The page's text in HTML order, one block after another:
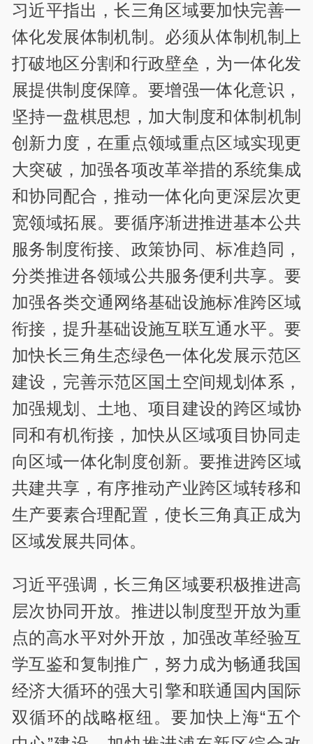
习近平指出，长三角区域要加快完善一
体化发展体制机制。必须从体制机制上
打破地区分割和行政壁垒，为一体化发
展提供制度保障。要增强一体化意识，
坚持一盘棋思想，加大制度和体制机制
创新力度，在重点领域重点区域实现更
大突破，加强各项改革举措的系统集成
和协同配合，推动一体化向更深层次更
宽领域拓展。要循序渐进推进基本公共
服务制度衔接、政策协同、标准趋同，
分类推进各领域公共服务便利共享。要
加强各类交通网络基础设施标准跨区域
衔接，提升基础设施互联互通水平。要
加快长三角生态绿色一体化发展示范区
建设，完善示范区国土空间规划体系，
加强规划、土地、项目建设的跨区域协
同和有机衔接，加快从区域项目协同走
向区域一体化制度创新。要推进跨区域
共建共享，有序推动产业跨区域转移和
生产要素合理配置，使长三角真正成为
区域发展共同体。
习近平强调，长三角区域要积极推进高
层次协同开放。推进以制度型开放为重
点的高水平对外开放，加强改革经验互
学互鉴和复制推广，努力成为畅通我国
经济大循环的强大引擎和联通国内国际
双循环的战略枢纽。要加快上海“五个